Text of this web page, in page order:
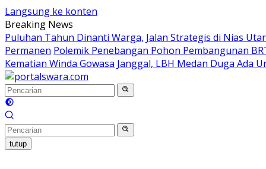
Langsung ke konten
Breaking News
Puluhan Tahun Dinanti Warga, Jalan Strategis di Nias
Permanen Polemik Penebangan Pohon Pembangunan
Kematian Winda Gowasa Janggal, LBH Medan Duga Ada
tutup